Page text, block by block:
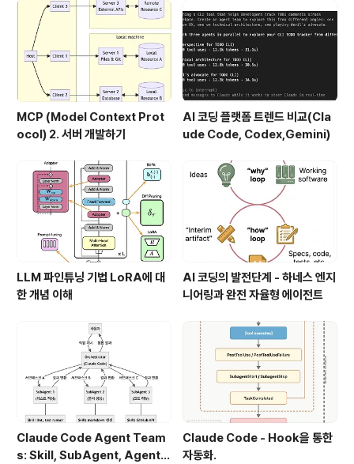
MCP (Model Context Prot
ocol) 2. 서버 개발하기
AI 코딩 플랫폼 트렌드 비교(Cla
ude Code, Codex,Gemini)
LLM 파인튜닝 기법 LoRA에 대
한 개념 이해
AI 코딩의 발전단계 - 하네스 엔지
니어링과 완전 자율형 에이전트
Claude Code Agent Team
s: Skill, SubAgent, Agent T
Claude Code - Hook을 통한
자동화.